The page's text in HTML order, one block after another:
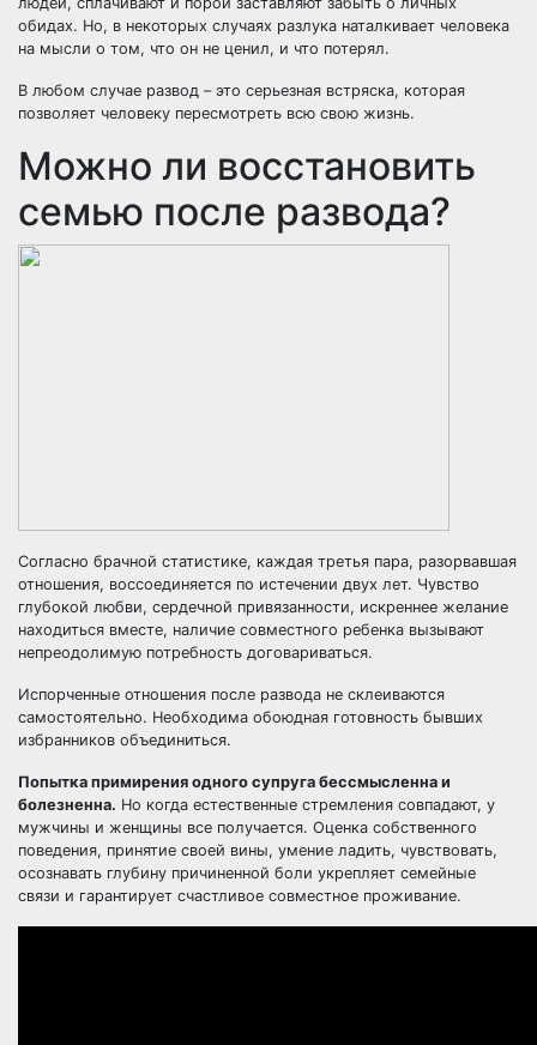
обидах. Но, в некоторых случаях разлука наталкивает человека
на мысли о том, что он не ценил, и что потерял.
В любом случае развод – это серьезная встряска, которая
позволяет человеку пересмотреть всю свою жизнь.
Можно ли восстановить
семью после развода?
Согласно брачной статистике, каждая третья пара, разорвавшая
отношения, воссоединяется по истечении двух лет. Чувство
глубокой любви, сердечной привязанности, искреннее желание
находиться вместе, наличие совместного ребенка вызывают
непреодолимую потребность договариваться.
Испорченные отношения после развода не склеиваются
самостоятельно. Необходима обоюдная готовность бывших
избранников объединиться.
Попытка примирения одного супруга бессмысленна и
болезненна. Но когда естественные стремления совпадают, у
мужчины и женщины все получается. Оценка собственного
поведения, принятие своей вины, умение ладить, чувствовать,
осознавать глубину причиненной боли укрепляет семейные
связи и гарантирует счастливое совместное проживание.